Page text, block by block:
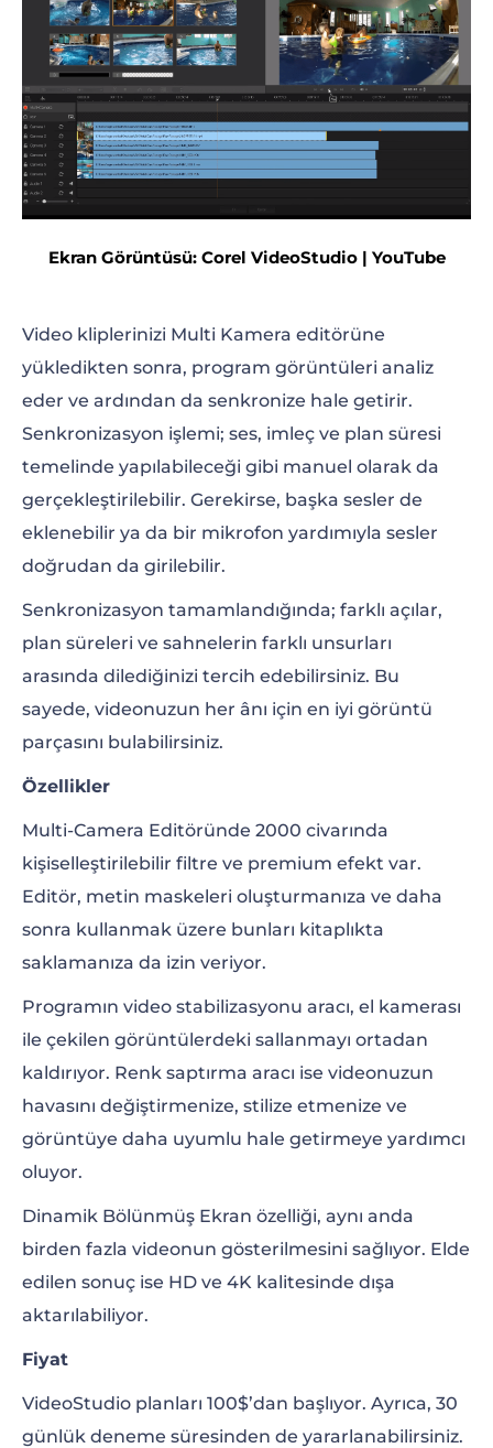
Ekran Görüntüsü: Corel VideoStudio | YouTube
Video kliplerinizi Multi Kamera editörüne
yükledikten sonra, program görüntüleri analiz
eder ve ardından da senkronize hale getirir.
Senkronizasyon işlemi; ses, imleç ve plan süresi
temelinde yapılabileceği gibi manuel olarak da
gerçekleştirilebilir. Gerekirse, başka sesler de
eklenebilir ya da bir mikrofon yardımıyla sesler
doğrudan da girilebilir.
Senkronizasyon tamamlandığında; farklı açılar,
plan süreleri ve sahnelerin farklı unsurları
arasında dilediğinizi tercih edebilirsiniz. Bu
sayede, videonuzun her ânı için en iyi görüntü
parçasını bulabilirsiniz.
Özellikler
Multi-Camera Editöründe 2000 civarında
kişiselleştirilebilir filtre ve premium efekt var.
Editör, metin maskeleri oluşturmanıza ve daha
sonra kullanmak üzere bunları kitaplıkta
saklamanıza da izin veriyor.
Programın video stabilizasyonu aracı, el kamerası
ile çekilen görüntülerdeki sallanmayı ortadan
kaldırıyor. Renk saptırma aracı ise videonuzun
havasını değiştirmenize, stilize etmenize ve
görüntüye daha uyumlu hale getirmeye yardımcı
oluyor.
Dinamik Bölünmüş Ekran özelliği, aynı anda
birden fazla videonun gösterilmesini sağlıyor. Elde
edilen sonuç ise HD ve 4K kalitesinde dışa
aktarılabiliyor.
Fiyat
VideoStudio planları 100$’dan başlıyor. Ayrıca, 30
günlük deneme süresinden de yararlanabilirsiniz.